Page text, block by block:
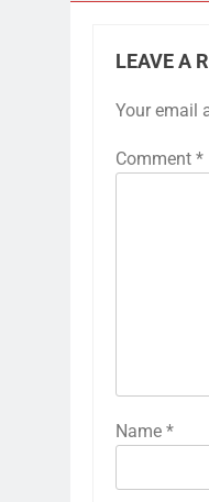
LEAVE A
Your email
Comment *
Name *